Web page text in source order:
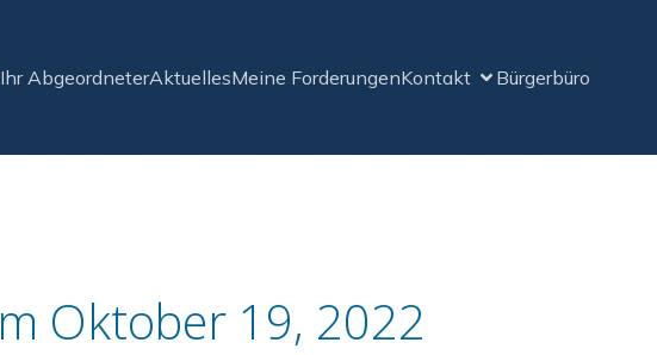
Ihr AbgeordneterAktuellesMeine ForderungenKontakt Bürgerbüro
Oktober 19, 2022